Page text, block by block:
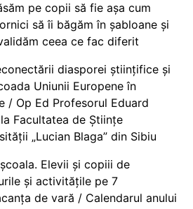
pe copii să fie așa cum
să îi băgăm în șabloane și
ceea ce fac diferit
diasporei științifice și
Uniunii Europene în
/ Op Ed Profesorul Eduard
Facultatea de Științe
„Lucian Blaga” din Sibiu
Elevii și copiii de
și activitățile pe 7
de vară / Calendarul anului